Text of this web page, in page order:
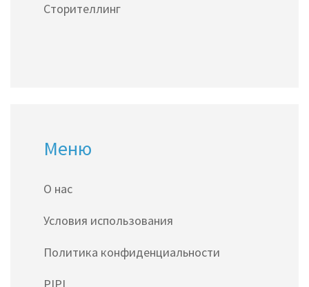
Сторителлинг
Меню
О нас
Условия использования
Политика конфиденциальности